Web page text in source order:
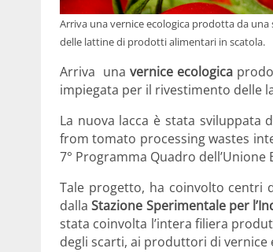
Arriva una vernice ecologica prodotta da
delle lattine di prodotti alimentari in scatola.
Arriva una vernice ecologica
impiegata per il rivestimento delle
La nuova lacca è stata sviluppata
from tomato processing wastes
7° Programma Quadro
Tale progetto, ha coinvolto centri
dallaStazione Sperimentale per
stata coinvolta l’intera filiera
degli scarti, ai produttori di